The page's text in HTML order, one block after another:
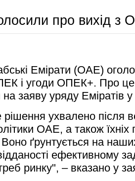
про вихід
Емірати (ОАЕ)
і угоди ОПЕК+. Про
заяву уряду Еміратів у
рішення ухвалено після
ОАЕ, а також їхніх
ґрунтується на
ефективному
ринку", – вказано у